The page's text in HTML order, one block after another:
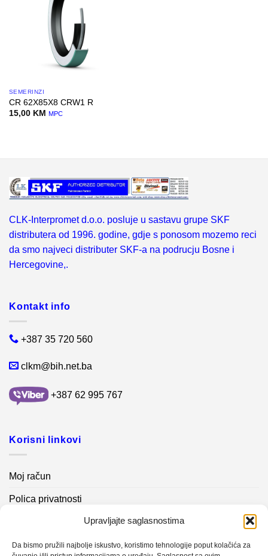
Upravljajte saglasnostima
Da bismo pružili najbolje iskustvo, koristimo tehnologije poput kolačića za
SEMERINZI
CR 62X85X8 CRW1 R
15,00 KM MPC
CLK-Interpromet d.o.o. posluje u sastavu grupe SKF
distributera od 1996. godine, gdje s ponosom mozemo reci
da smo najveci distributer SKF-a na podrucju Bosne i
Hercegovine,.
Kontakt info
+387 35 720 560
clkm@bih.net.ba
+387 62 995 767
Korisni linkovi
Moj račun
Polica privatnosti
Kontakt info